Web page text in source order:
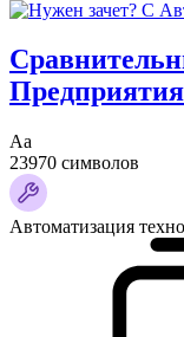
Аа
23970 символов
Автоматизация